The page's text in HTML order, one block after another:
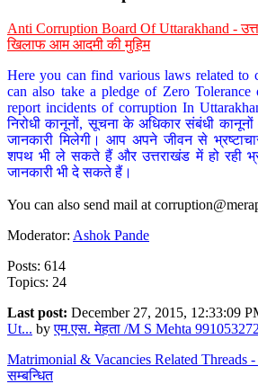
Anti Corruption Board Of Uttarakhand -
खिलाफ आम आदमी की मुहिम
Here you can find various laws related to
can also take a pledge of Zero Tolerance
report incidents of corruption In
निरोधी कानूनों, सूचना के अधिकार संबंधी
जानकारी मिलेगी। आप अपने जीवन से
शपथ भी ले सकते हैं और उत्तराखंड में हो रही
जानकारी भी दे सकते हैं।
You can also send mail at
Moderator: Ashok Pande
Posts: 614
Topics: 24
Last post: December 27, 2015, 12:33:09
Ut... byएम.एस. मेहता /M S Mehta
Matrimonial & Vacancies Related Threads -
सम्बन्धित